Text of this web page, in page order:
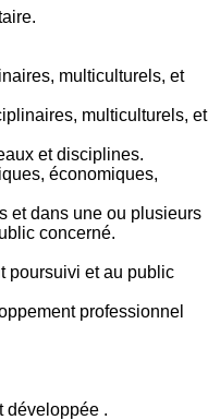
multiculturels, et
multiculturels, et
et disciplines.
économiques,
et dans une ou plusieurs
concerné.
poursuivi et au public
professionnel
développée .